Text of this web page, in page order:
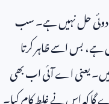
جادوئی حل نہیں ہے۔ سب
ہے، بس اسے ظاہر کرتا
یعنی اے آئی اب بھی
گا کہ اس نے غلط کام کیا۔